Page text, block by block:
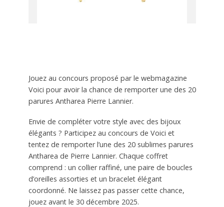
Jouez au concours proposé par le webmagazine
Voici pour avoir la chance de remporter une des 20
parures Antharea Pierre Lannier.
Envie de compléter votre style avec des bijoux
élégants ? Participez au concours de Voici et
tentez de remporter l’une des 20 sublimes parures
Antharea de Pierre Lannier. Chaque coffret
comprend : un collier raffiné, une paire de boucles
d’oreilles assorties et un bracelet élégant
coordonné. Ne laissez pas passer cette chance,
jouez avant le 30 décembre 2025.